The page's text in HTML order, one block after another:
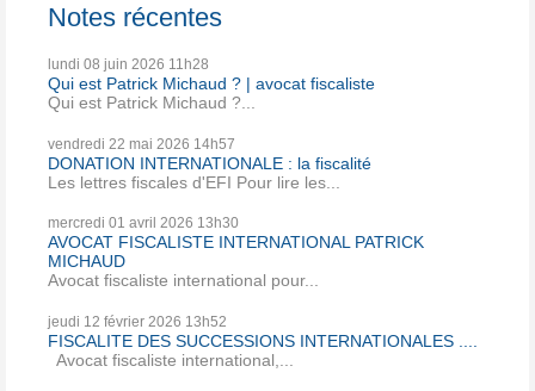
Notes récentes
lundi 08 juin 2026 11h28
Qui est Patrick Michaud ? | avocat fiscaliste
Qui est Patrick Michaud ?...
vendredi 22 mai 2026 14h57
DONATION INTERNATIONALE : la fiscalité
Les lettres fiscales d'EFI Pour lire les...
mercredi 01 avril 2026 13h30
AVOCAT FISCALISTE INTERNATIONAL PATRICK
MICHAUD
Avocat fiscaliste international pour...
jeudi 12 février 2026 13h52
FISCALITE DES SUCCESSIONS INTERNATIONALES ....
Avocat fiscaliste international,...